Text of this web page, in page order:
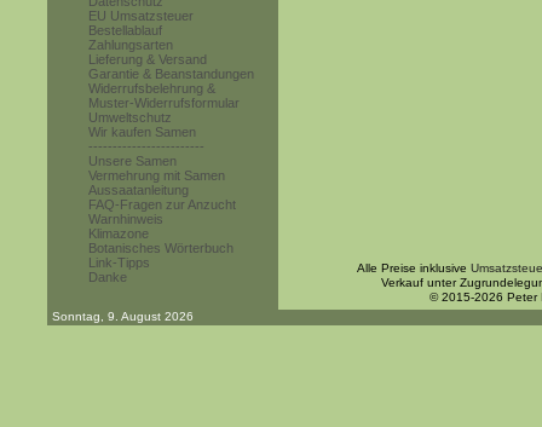
EU Umsatzsteuer
Bestellablauf
Zahlungsarten
Lieferung & Versand
Garantie & Beanstandungen
Widerrufsbelehrung &
Muster-Widerrufsformular
Umweltschutz
Wir kaufen Samen
------------------------
Unsere Samen
Vermehrung mit Samen
Aussaatanleitung
FAQ-Fragen zur Anzucht
Warnhinweis
Klimazone
Botanisches Wörterbuch
Link-Tipps
Danke
Alle Preise inklusive
Verkauf unter
© 2015-2026 Peter
Sonntag, 9. August 2026